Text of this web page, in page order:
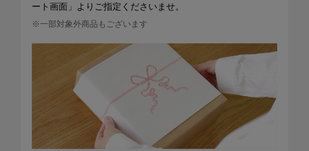
ート画面」よりご指定くださいませ。
※一部対象外商品もございます